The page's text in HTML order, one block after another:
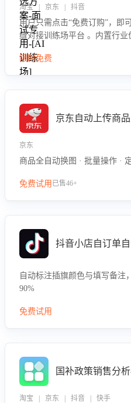
淘宝 | 京东 | 抖音
用户只需点击“免费订购”，即
缝对接训练场平台 。内置行
售后处理等全场景，消除复杂
间，助力企业快速启动智能客
限时免费
京东自动上传商
京东
商品全自动换图 · 批量操作 ·
免费试用 已售46+
抖音小店自订单
自动标注插旗颜色与填写备注
90%
免费试用
国补政策销售分
淘宝 | 京东 | 抖音 | 快手